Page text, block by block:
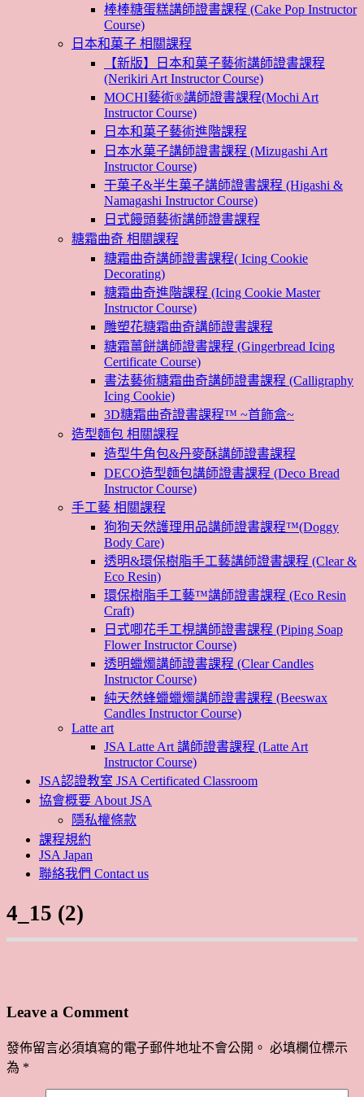
棒棒糖蛋糕講師證書課程 (Cake Pop Instructor
Course)
日本和菓子 相關課程
【新版】日本和菓子藝術講師證書課程
(Nerikiri Art Instructor Course)
MOCHI藝術®講師證書課程(Mochi Art
Instructor Course)
日本和菓子藝術進階課程
日本水菓子講師證書課程 (Mizugashi Art
Instructor Course)
干菓子&半生菓子講師證書課程 (Higashi &
Namagashi Instructor Course)
日式饅頭藝術講師證書課程
糖霜曲奇 相關課程
糖霜曲奇講師證書課程( Icing Cookie
Decorating)
糖霜曲奇進階課程 (Icing Cookie Master
Instructor Course)
雕塑花糖霜曲奇講師證書課程
糖霜薑餅講師證書課程 (Gingerbread Icing
Certificate Course)
書法藝術糖霜曲奇講師證書課程 (Calligraphy
Icing Cookie)
3D糖霜曲奇證書課程™ ~首飾盒~
造型麵包 相關課程
造型牛角包&丹麥酥講師證書課程
DECO造型麵包講師證書課程 (Deco Bread
Instructor Course)
手工藝 相關課程
狗狗天然護理用品講師證書課程™(Doggy
Body Care)
透明&環保樹脂手工藝講師證書課程 (Clear &
Eco Resin)
環保樹脂手工藝™講師證書課程 (Eco Resin
Craft)
日式唧花手工梘講師證書課程 (Piping Soap
Flower Instructor Course)
透明蠟燭講師證書課程 (Clear Candles
Instructor Course)
純天然蜂蠟蠟燭講師證書課程 (Beeswax
Candles Instructor Course)
Latte art
JSA Latte Art 講師證書課程 (Latte Art
Instructor Course)
JSA認證教室 JSA Certificated Classroom
協會概要 About JSA
隱私權條款
課程規約
JSA Japan
聯絡我們 Contact us
4_15 (2)
Leave a Comment
發佈留言必須填寫的電子郵件地址不會公開。 必填欄位標示
為 *